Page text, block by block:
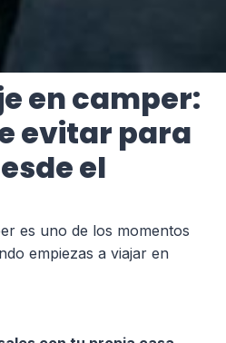
en camper:
evitar para
el
es uno de los momentos
empiezas a viajar en